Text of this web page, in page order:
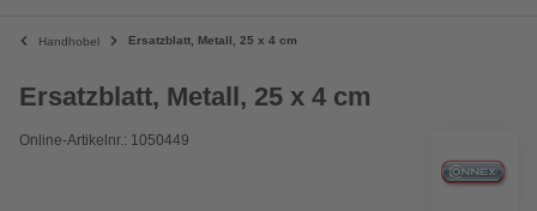
Handhobel Ersatzblatt, Metall, 25 x 4 cm
Ersatzblatt, Metall, 25 x 4 cm
Online-Artikelnr.: 1050449